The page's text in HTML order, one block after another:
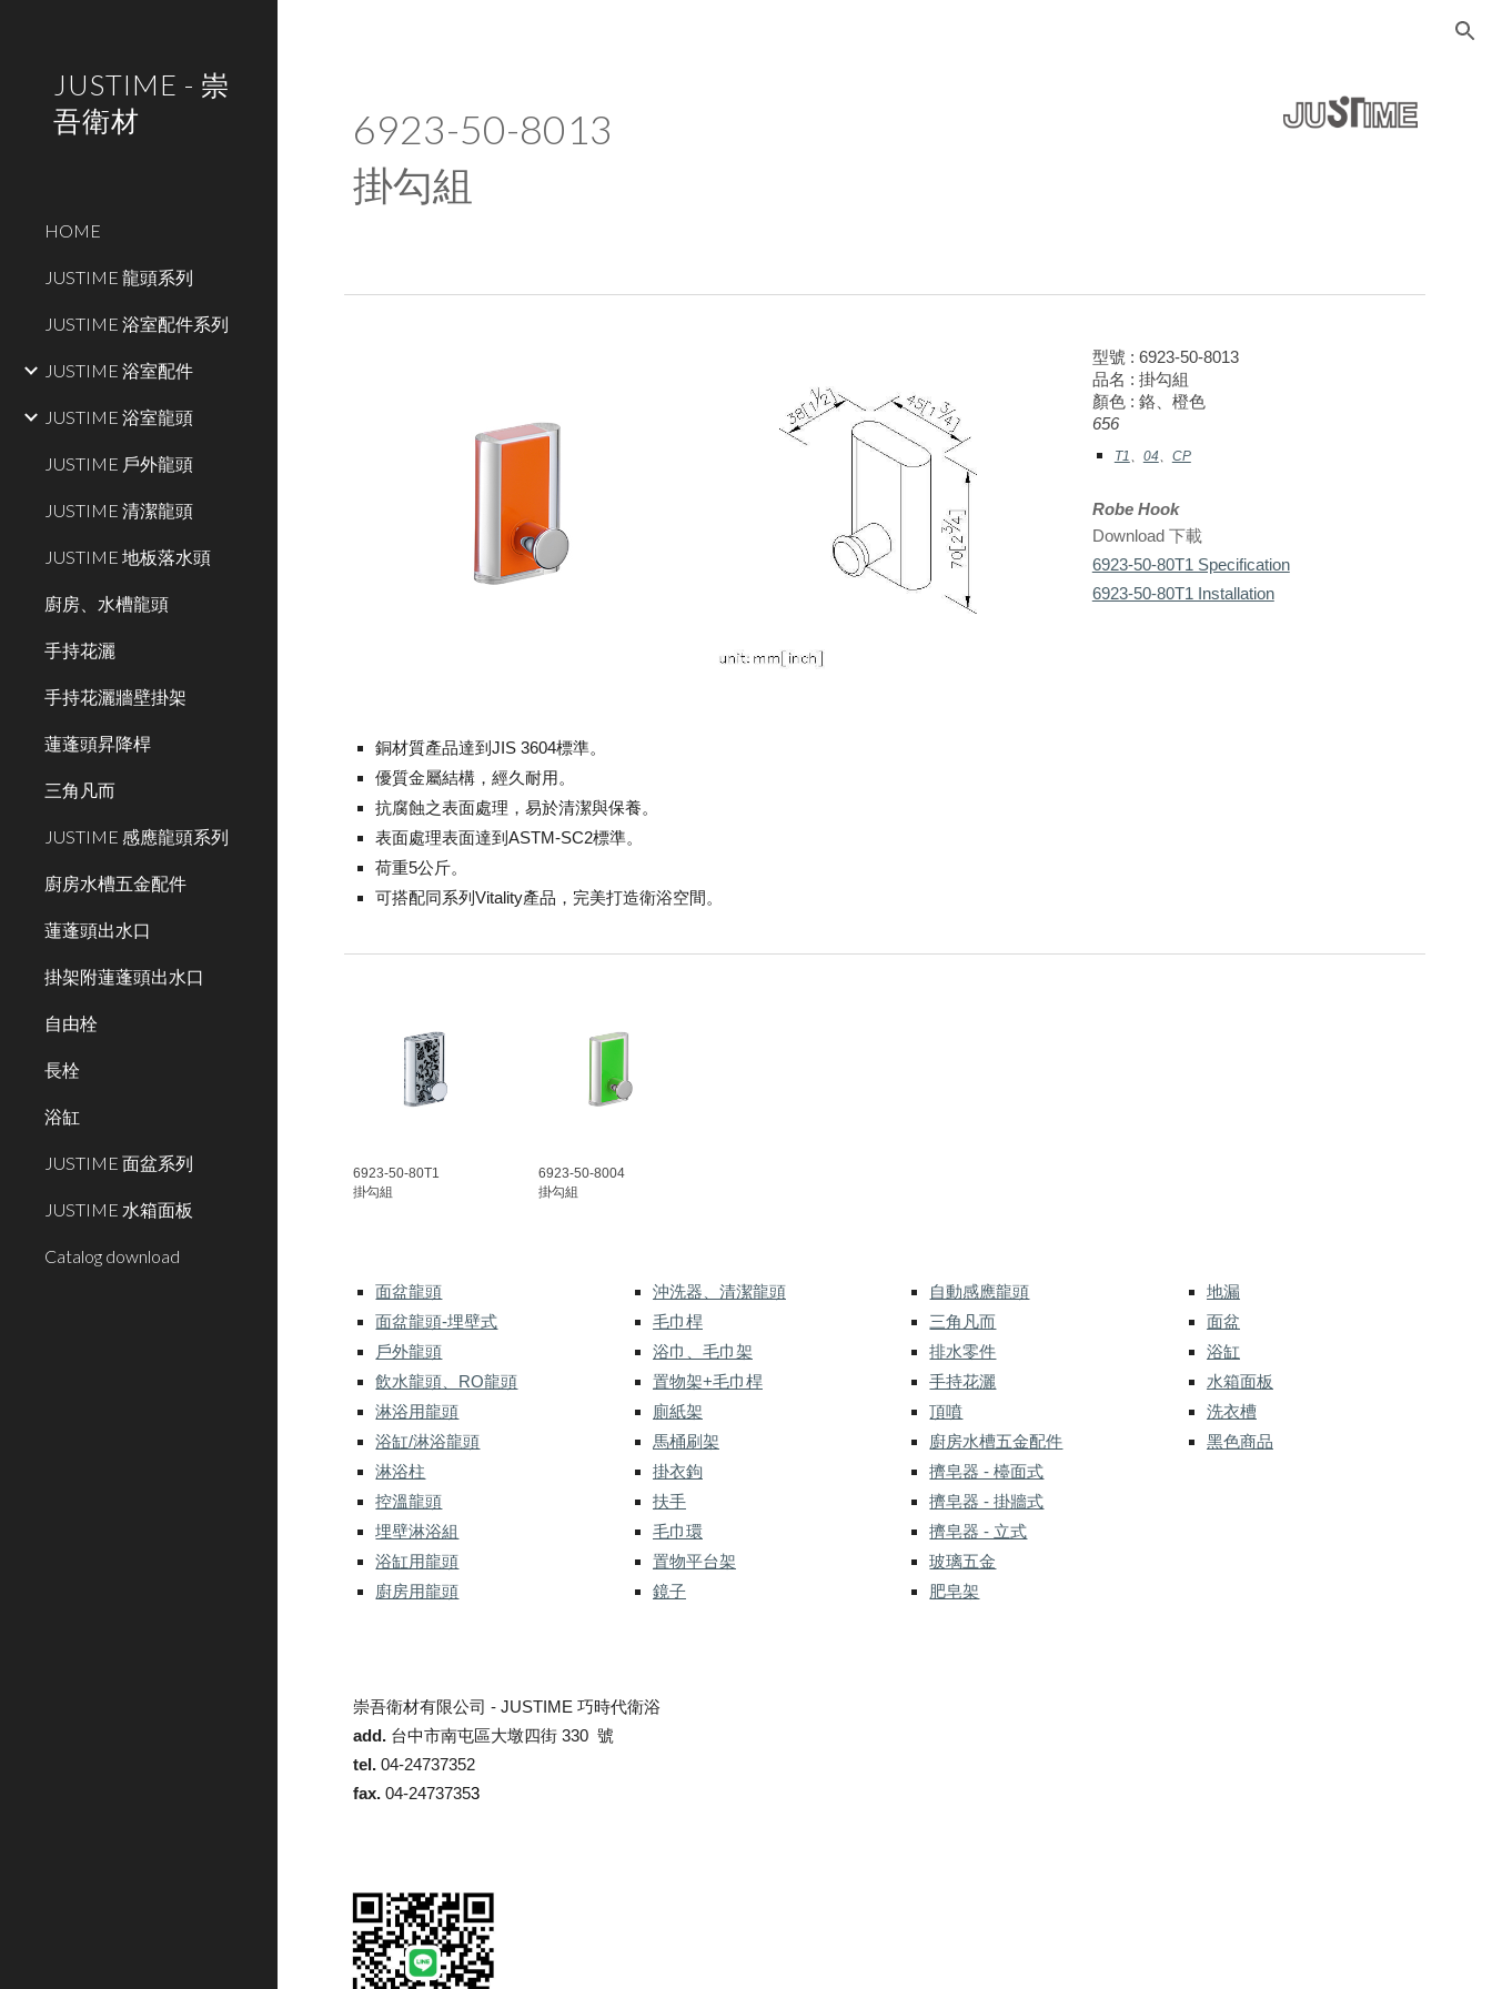
JUSTIME - 崇
吾衛材
HOME
JUSTIME 龍頭系列
JUSTIME 浴室配件系列
JUSTIME 浴室配件
JUSTIME 浴室龍頭
JUSTIME 戶外龍頭
JUSTIME 清潔龍頭
JUSTIME 地板落水頭
廚房、水槽龍頭
手持花灑
手持花灑牆壁掛架
蓮蓬頭昇降桿
三角凡而
JUSTIME 感應龍頭系列
廚房水槽五金配件
蓮蓬頭出水口
掛架附蓮蓬頭出水口
自由栓
長栓
浴缸
JUSTIME 面盆系列
JUSTIME 水箱面板
Catalog download
6923-50-8013
掛勾組
型號 : 6923-50-8013
品名 : 掛勾組
顏色 : 鉻、 橙色
656
T1、 04、 CP
Robe Hook
Download 下載
6923-50-80T1 Specification
6923-50-80T1 Installation
銅材質產品達到JIS 3604標準。
優質金屬結構，經久耐用。
抗腐蝕之表面處理，易於清潔與保養。
表面處理表面達到ASTM-SC2標準。
荷重5公斤。
可搭配同系列Vitality產品，完美打造衛浴空間。
6923-50-80T1
掛勾組
6923-50-8004
掛勾組
面盆龍頭
面盆龍頭-埋壁式
戶外龍頭
飲水龍頭、RO龍頭
淋浴用龍頭
浴缸/淋浴龍頭
淋浴柱
控溫龍頭
埋壁淋浴組
浴缸用龍頭
廚房用龍頭
沖洗器、清潔龍頭
毛巾桿
浴巾、毛巾架
置物架+毛巾桿
廁紙架
馬桶刷架
掛衣鉤
扶手
毛巾環
置物平台架
鏡子
自動感應龍頭
三角凡而
排水零件
手持花灑
頂噴
廚房水槽五金配件
擠皂器 - 檯面式
擠皂器 - 掛牆式
擠皂器 - 立式
玻璃五金
肥皂架
地漏
面盆
浴缸
水箱面板
洗衣槽
黑色商品
崇吾衛材有限公司 -JUSTIME 巧時代衛浴
add. 台中市南屯區大墩四街 330 號
tel.04-24737352
fax.04-24737353